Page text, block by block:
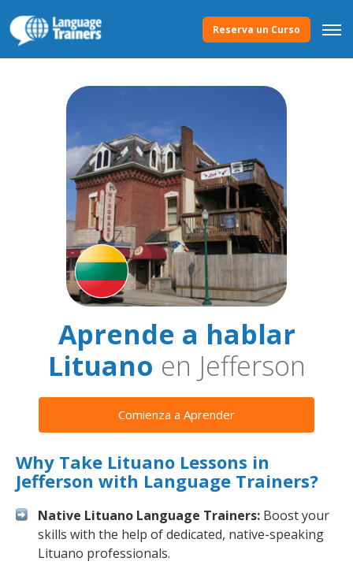
Reserva un Curso
Aprende a hablar
Lituano en Jefferson
Comienza a Aprender
Why Take Lituano Lessons in
Jefferson with Language Trainers?
Native Lituano Language Trainers: Boost your
skills with the help of dedicated, native-speaking
Lituano professionals.